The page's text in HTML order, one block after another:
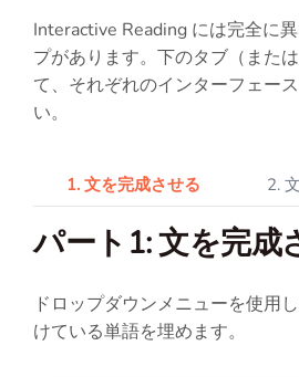
Interactive Reading には完全に
プがあります。下のタブ（また
て、それぞれのインターフェー
い。
パート1: 文を完成
ドロップダウンメニューを使用
けている単語を埋めます。
1. 文を完成させる 2.